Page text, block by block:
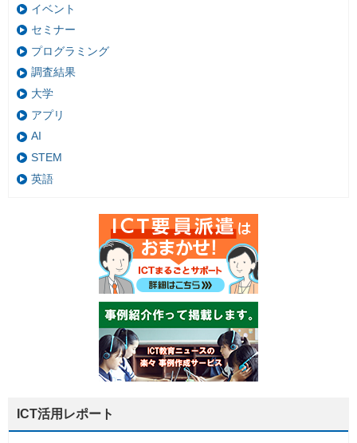
イベント
セミナー
プログラミング
調査結果
大学
アプリ
AI
STEM
英語
ICT活用レポート